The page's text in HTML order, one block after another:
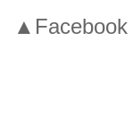
▲Facebook